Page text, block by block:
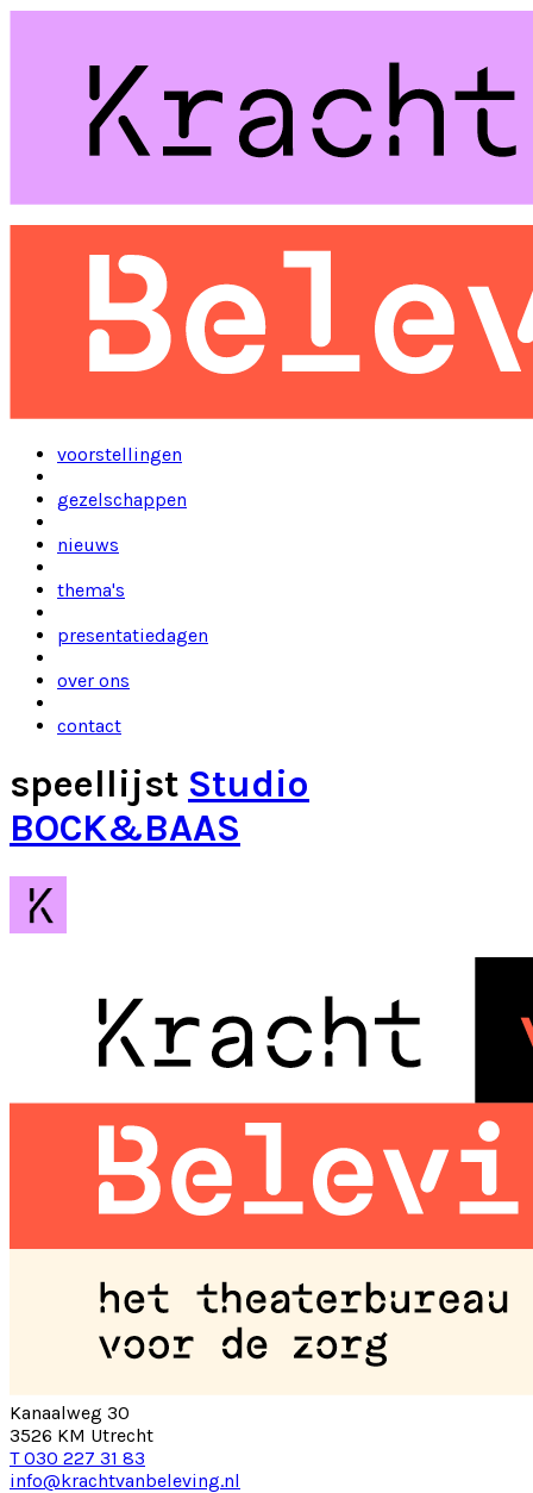
voorstellingen
gezelschappen
nieuws
thema's
presentatiedagen
over ons
contact
speellijst Studio
BOCK&BAAS
Kanaalweg 30
3526 KM Utrecht
T 030 227 31 83
info@krachtvanbeleving.nl